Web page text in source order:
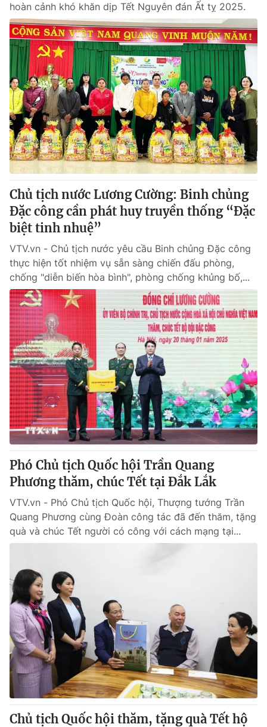
hoàn cảnh khó khăn dịp Tết Nguyên đán Ất tỵ 2025.
Chủ tịch nước Lương Cường: Binh chủng
Đặc công cần phát huy truyền thống “Đặc
biệt tinh nhuệ”
VTV.vn - Chủ tịch nước yêu cầu Binh chủng Đặc công
thực hiện tốt nhiệm vụ sẵn sàng chiến đấu phòng,
chống "diễn biến hòa bình", phòng chống khủng bố,...
Phó Chủ tịch Quốc hội Trần Quang
Phương thăm, chúc Tết tại Đắk Lắk
VTV.vn - Phó Chủ tịch Quốc hội, Thượng tướng Trần
Quang Phương cùng Đoàn công tác đã đến thăm, tặng
quà và chúc Tết người có công với cách mạng tại...
Chủ tịch Quốc hội thăm, tặng quà Tết hộ